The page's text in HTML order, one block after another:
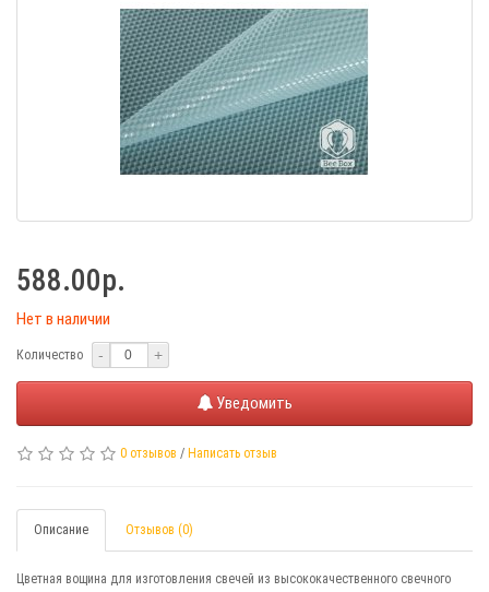
588.00р.
Нет в наличии
Количество - +
Уведомить
0 отзывов / Написать отзыв
Описание Отзывов (0)
Цветная вощина для изготовления свечей из высококачественного свечного